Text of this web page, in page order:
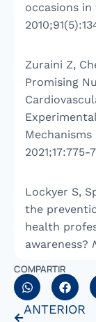
occasions
Zuraini Z,
Promising
2021;17:775-
Lockyer S,
the
health
awareness?
COMPARTIR
ANTERIOR